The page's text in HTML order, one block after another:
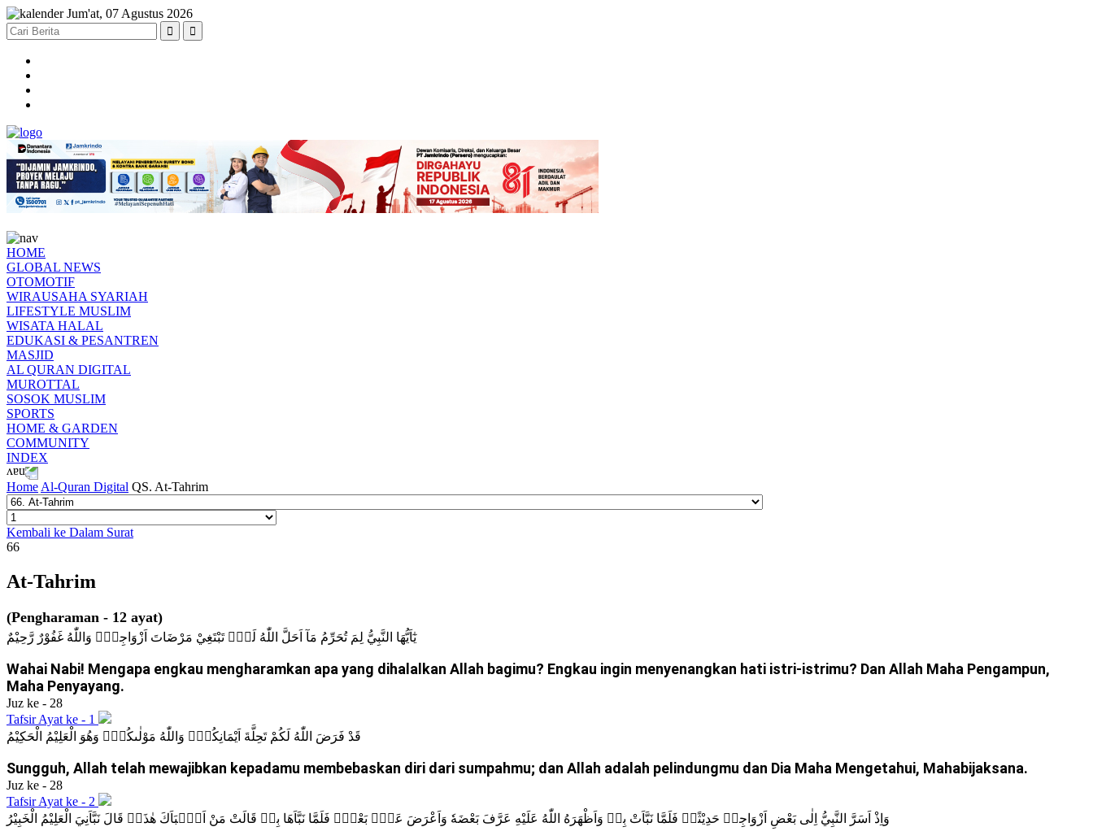
Jum'at, 07 Agustus 2026
HOME
GLOBAL NEWS
OTOMOTIF
WIRAUSAHA SYARIAH
LIFESTYLE MUSLIM
WISATA HALAL
EDUKASI & PESANTREN
MASJID
AL QURAN DIGITAL
MUROTTAL
SOSOK MUSLIM
SPORTS
HOME & GARDEN
COMMUNITY
INDEX
Home Al-Quran Digital QS. At-Tahrim
Kembali ke Dalam Surat
66
At-Tahrim
(Pengharaman - 12 ayat)
يٰٓاَيُّهَا النَّبِيُّ لِمَ تُحَرِّمُ مَآ اَحَلَّ اللّٰهُ لَكَۚ تَبْتَغِيْ مَرْضَاتَ اَزْوَاجِكَۗ وَاللّٰهُ غَفُوْرٌ رَّحِيْمٌ
Wahai Nabi! Mengapa engkau mengharamkan apa yang dihalalkan Allah bagimu? Engkau ingin menyenangkan hati istri-istrimu? Dan Allah Maha Pengampun,
Maha Penyayang.
Juz ke - 28
Tafsir Ayat ke - 1
قَدْ فَرَضَ اللّٰهُ لَكُمْ تَحِلَّةَ اَيْمَانِكُمْۚ وَاللّٰهُ مَوْلٰىكُمْۚ وَهُوَ الْعَلِيْمُ الْحَكِيْمُ
Sungguh, Allah telah mewajibkan kepadamu membebaskan diri dari sumpahmu; dan Allah adalah pelindungmu dan Dia Maha Mengetahui, Mahabijaksana.
Juz ke - 28
Tafsir Ayat ke - 2
وَاِذْ اَسَرَّ النَّبِيُّ اِلٰى بَعْضِ اَزْوَاجِهٖ حَدِيْثًاۚ فَلَمَّا نَبَّاَتْ بِهٖ وَاَظْهَرَهُ اللّٰهُ عَلَيْهِ عَرَّفَ بَعْضَهٗ وَاَعْرَضَ عَنْۢ بَعْضٍۚ فَلَمَّا نَبَّاَهَا بِهٖ قَالَتْ مَنْ اَنْۢبَاَكَ هٰذَاۗ قَالَ نَبَّاَنِيَ الْعَلِيْمُ الْخَبِيْرُ